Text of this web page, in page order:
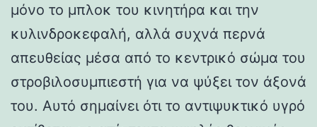
μόνο το μπλοκ του κινητήρα και την
κυλινδροκεφαλή, αλλά συχνά περνά
απευθείας μέσα από το κεντρικό σώμα του
στροβιλοσυμπιεστή για να ψύξει τον άξονά
του. Αυτό σημαίνει ότι το αντιψυκτικό υγρό